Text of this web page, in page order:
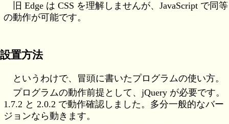
旧 Edge は CSS を理解しませんが、JavaScript で同等
の動作が可能です。
設置方法
というわけで、冒頭に書いたプログラムの使い方。
プログラムの動作前提として、jQuery が必要です。
1.7.2 と 2.0.2 で動作確認しました。多分一般的なバー
ジョンなら動きます。